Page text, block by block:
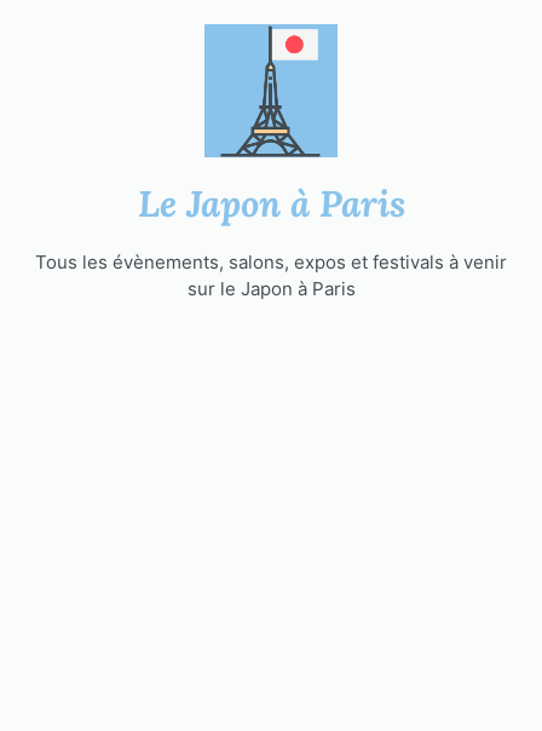
Le Japon à Paris
Tous les évènements, salons, expos et festivals à venir
sur le Japon à Paris